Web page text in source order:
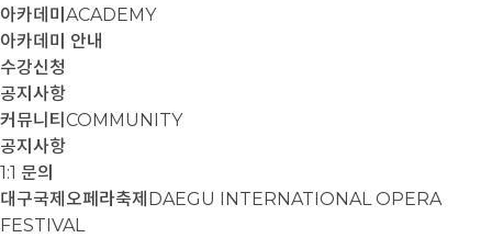
아카데미 ACADEMY
아카데미 안내
수강신청
공지사항
커뮤니티 COMMUNITY
공지사항
1:1 문의
대구국제오페라축제 DAEGU INTERNATIONAL OPERA
FESTIVAL